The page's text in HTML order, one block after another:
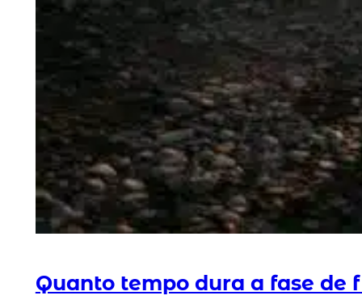
Quanto tempo dura a fase de